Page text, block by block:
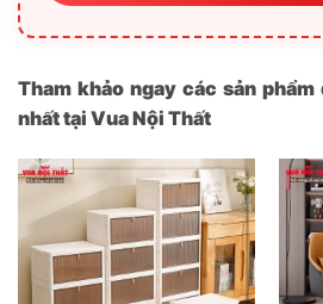
Tham khảo ngay các sản
nhất tại Vua Nội Thất